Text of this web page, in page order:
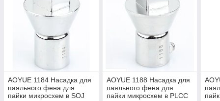
AOYUE 1184 Насадка для
паяльного фена для
пайки микросхем в SOJ
AOYUE 1188 Насадка для
паяльного фена для
пайки микросхем в PLCC